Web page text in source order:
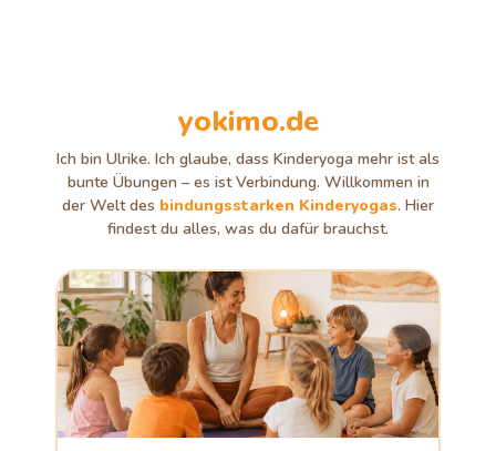
yokimo.de
Ich bin Ulrike. Ich glaube, dass Kinderyoga mehr ist als
bunte Übungen – es ist Verbindung. Willkommen in
der Welt des bindungsstarken Kinderyogas. Hier
findest du alles, was du dafür brauchst.